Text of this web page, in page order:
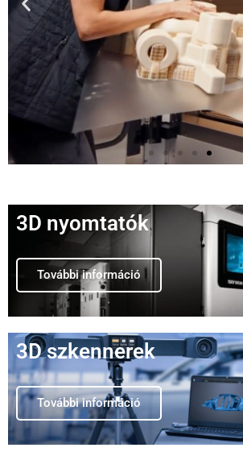
SHINING 3D
kézi szkenner
Ipari pontosság elérhető
Megnézem
3D nyomtatók
További információ
3D szkennerek
További információ